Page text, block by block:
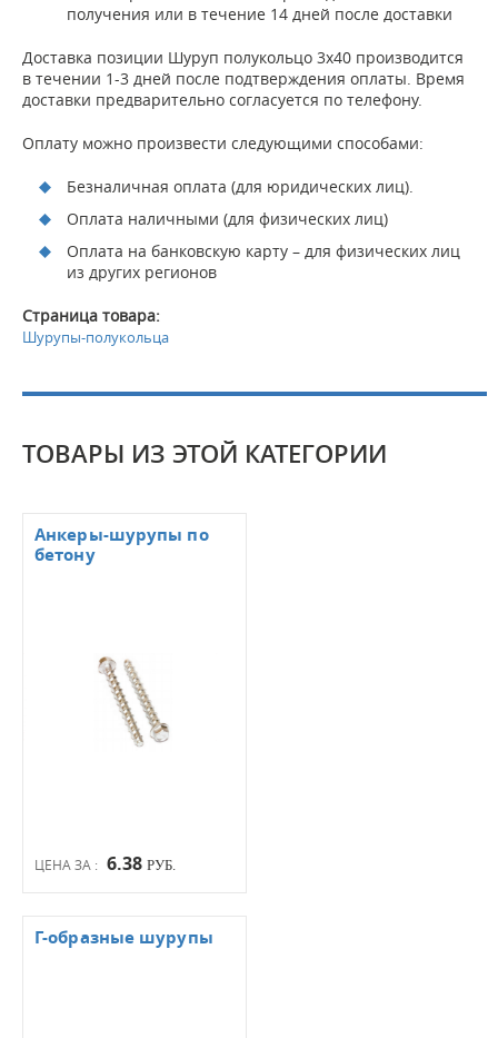
получения или в течение 14 дней после доставки
Доставка позиции Шуруп полукольцо 3х40 производится
в течении 1-3 дней после подтверждения оплаты. Время
доставки предварительно согласуется по телефону.
Оплату можно произвести следующими способами:
Безналичная оплата (для юридических лиц).
Оплата наличными (для физических лиц)
Оплата на банковскую карту – для физических лиц
из других регионов
Страница товара:
Шурупы-полукольца
ТОВАРЫ ИЗ ЭТОЙ КАТЕГОРИИ
ЦЕНА ЗА : 6.38 РУБ.
Анкеры-шурупы по
бетону
Г-образные шурупы